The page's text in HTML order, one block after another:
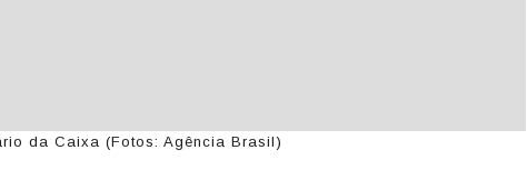
da Caixa (Fotos: Agência Brasil)